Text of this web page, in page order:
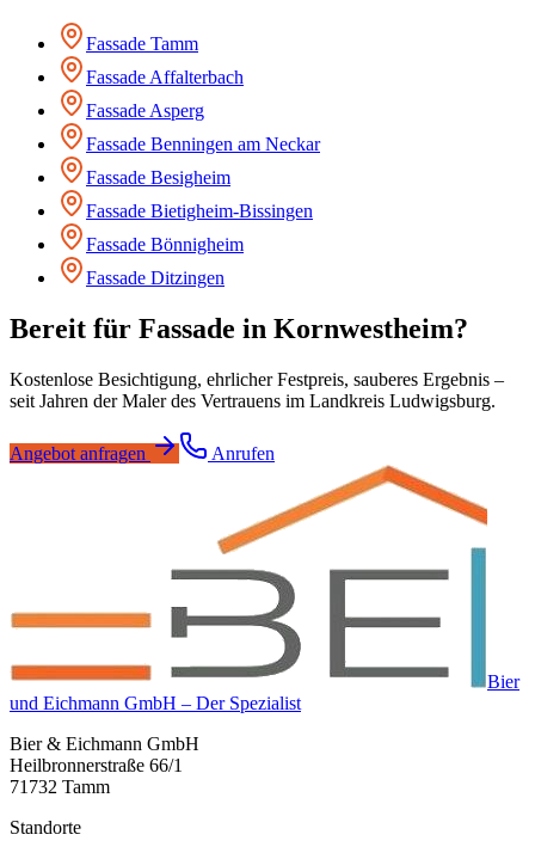
Fassade Tamm
Fassade Affalterbach
Fassade Asperg
Fassade Benningen am Neckar
Fassade Besigheim
Fassade Bietigheim-Bissingen
Fassade Bönnigheim
Fassade Ditzingen
Bereit für Fassade in Kornwestheim?
Kostenlose Besichtigung, ehrlicher Festpreis, sauberes Ergebnis –
seit Jahren der Maler des Vertrauens im Landkreis Ludwigsburg.
Angebot anfragen Anrufen
Bier
und Eichmann GmbH – Der Spezialist
Bier & Eichmann GmbH
Heilbronnerstraße 66/1
71732 Tamm
Standorte